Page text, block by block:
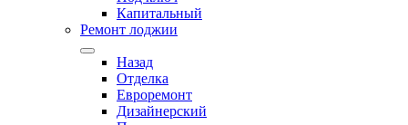
Капитальный
Ремонт лоджии
Назад
Отделка
Евроремонт
Дизайнерский